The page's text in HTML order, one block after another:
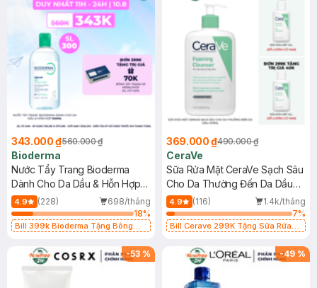
343.000 ₫560.000 ₫
Bioderma
Nước Tẩy Trang Bioderma
Dành Cho Da Dầu & Hỗn Hợp
500ml
4.9 (228)
698/tháng
18%
Bill 399k Bioderma Tặng Bông
369.000 ₫490.000 ₫
CeraVe
Sữa Rửa Mặt CeraVe Sạch Sâu
Cho Da Thường Đến Da Dầu
473ml
4.9 (116)
1.4k/tháng
7%
Bill Cerave 299K Tặng Sữa Rửa
-53 % -49 %